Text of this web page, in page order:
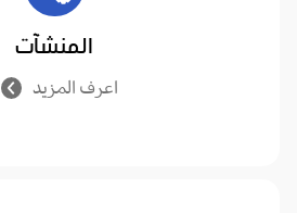
المنشآت
اعرف المزيد